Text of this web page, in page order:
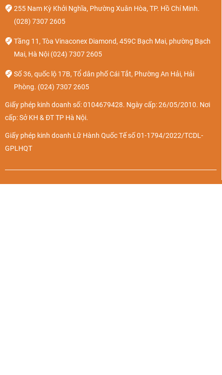
255 Nam Kỳ Khởi Nghĩa, Phường Xuân Hòa, TP. Hồ Chí Minh.
(028) 7307 2605
Tầng 11, Tòa Vinaconex Diamond, 459C Bạch Mai, phường Bạch
Mai, Hà Nội (024) 7307 2605
Số 36, quốc lộ 17B, Tổ dân phố Cái Tắt, Phường An Hải, Hải
Phòng. (024) 7307 2605
Giấy phép kinh doanh số: 0104679428. Ngày cấp: 26/05/2010. Nơi
cấp: Sở KH & ĐT TP Hà Nội.
Giấy phép kinh doanh Lữ Hành Quốc Tế số 01-1794/2022/TCDL-
GPLHQT